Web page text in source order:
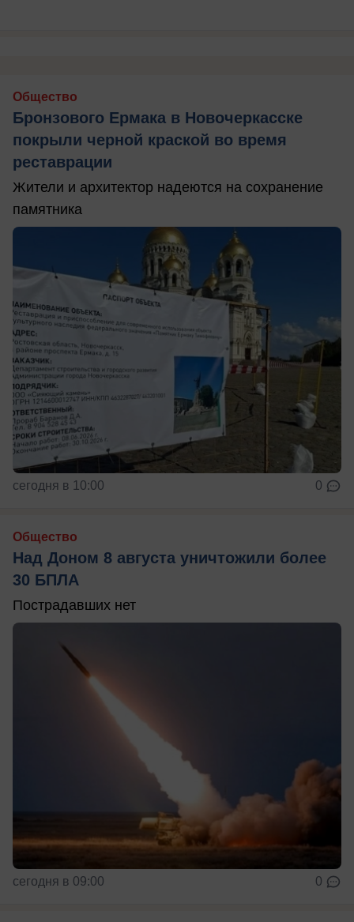
Общество
Бронзового Ермака в Новочеркасске
покрыли черной краской во время
реставрации
Жители и архитектор надеются на сохранение
памятника
сегодня в 10:00 0
Общество
Над Доном 8 августа уничтожили более
30 БПЛА
Пострадавших нет
сегодня в 09:00 0